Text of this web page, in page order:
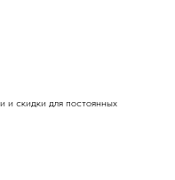
и скидки для постоянных